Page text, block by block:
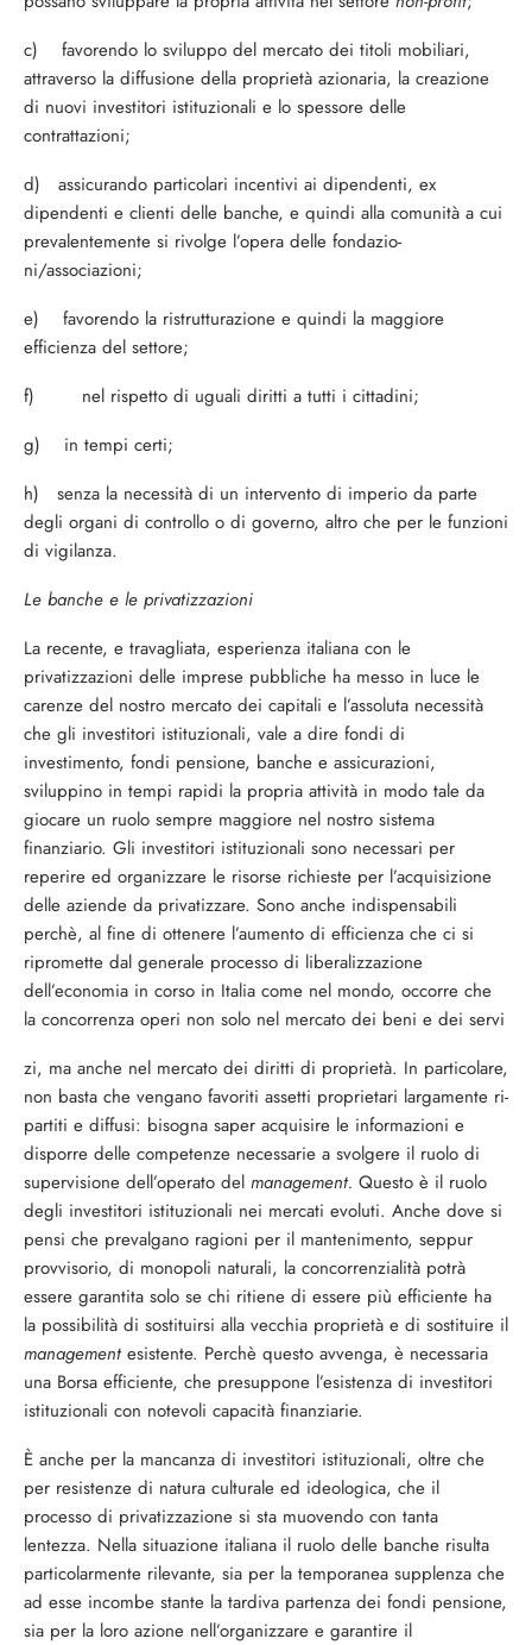
c) favorendo lo sviluppo del mercato dei titoli mobiliari,
attraverso la diffusione della proprietà azionaria, la creazione
di nuovi investitori istituzionali e lo spessore delle
contrattazioni;
d) assicurando particolari incentivi ai dipendenti, ex
dipendenti e clienti delle banche, e quindi alla comunità a cui
preva­lentemente si rivolge l’opera delle fondazio­
ni/associazioni;
e) favorendo la ristrutturazione e quin­di la maggiore
efficienza del settore;
f) nel rispetto di uguali diritti a tutti i cittadini;
g) in tempi certi;
h) senza la necessità di un intervento di imperio da parte
degli organi di control­lo o di governo, altro che per le funzioni
di vigilanza.
Le banche e le privatizzazioni
La recente, e travagliata, esperienza ita­liana con le
privatizzazioni delle imprese pubbliche ha messo in luce le
carenze del nostro mercato dei capitali e l’assoluta ne­cessità
che gli investitori istituzionali, vale a dire fondi di
investimento, fondi pensione, banche e assicurazioni,
sviluppino in tempi rapidi la propria attività in modo tale da
giocare un ruolo sempre maggiore nel no­stro sistema
finanziario. Gli investitori isti­tuzionali sono necessari per
reperire ed or­ganizzare le risorse richieste per l’acquisi­zione
delle aziende da privatizzare. Sono anche indispensabili
perchè, al fine di otte­nere l’aumento di efficienza che ci si
ripro­mette dal generale processo di liberalizza­zione
dell’economia in corso in Italia come nel mondo, occorre che
la concorrenza ope­ri non solo nel mercato dei beni e dei servi­
zi, ma anche nel mercato dei diritti di pro­prietà. In particolare,
non basta che venga­no favoriti assetti proprietari largamente ri­
partiti e diffusi: bisogna saper acquisire le informazioni e
disporre delle competenze necessarie a svolgere il ruolo di
supervisio­ne dell’operato del management. Questo è il ruolo
degli investitori istituzionali nei mer­cati evoluti. Anche dove si
pensi che preval­gano ragioni per il mantenimento, seppur
provvisorio, di monopoli naturali, la con­correnzialità potrà
essere garantita solo se chi ritiene di essere più efficiente ha
la pos­sibilità di sostituirsi alla vecchia proprietà e di sostituire il
managementesistente. Per­chè questo avvenga, è necessaria
una Borsa efficiente, che presuppone l’esistenza di in­vestitori
istituzionali con notevoli capacità finanziarie.
È anche per la mancanza di investitori istituzionali, oltre che
per resistenze di na­tura culturale ed ideologica, che il
processo di privatizzazione si sta muovendo con tan­ta
lentezza. Nella situazione italiana il ruolo delle banche risulta
particolarmente rile­vante, sia per la temporanea supplenza che
ad esse incombe stante la tardiva partenza dei fondi pensione,
sia per la loro azione nell’organizzare e garantire il